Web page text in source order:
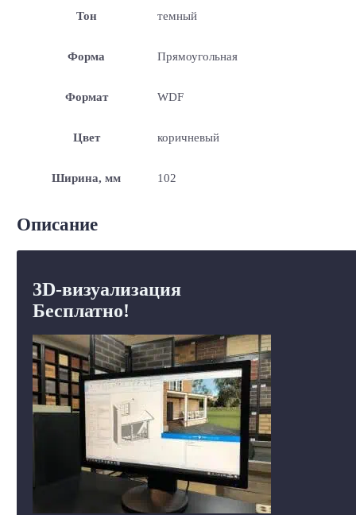
Тон темный
Форма Прямоугольная
Формат WDF
Цвет коричневый
Ширина, мм 102
Описание
3D-визуализация
Бесплатно!